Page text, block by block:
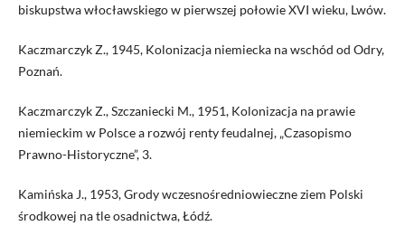
biskupstwa włocławskiego w pierwszej połowie XVI wieku, Lwów.
Kaczmarczyk Z., 1945, Kolonizacja niemiecka na wschód od Odry,
Poznań.
Kaczmarczyk Z., Szczaniecki M., 1951, Kolonizacja na prawie
niemieckim w Polsce a rozwój renty feudalnej, „Czasopismo
Prawno-Historyczne”, 3.
Kamińska J., 1953, Grody wczesnośredniowieczne ziem Polski
środkowej na tle osadnictwa, Łódź.